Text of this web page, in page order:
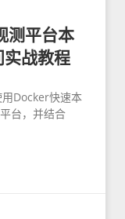
测平台本
战教程
Docker快速本
台，并结合